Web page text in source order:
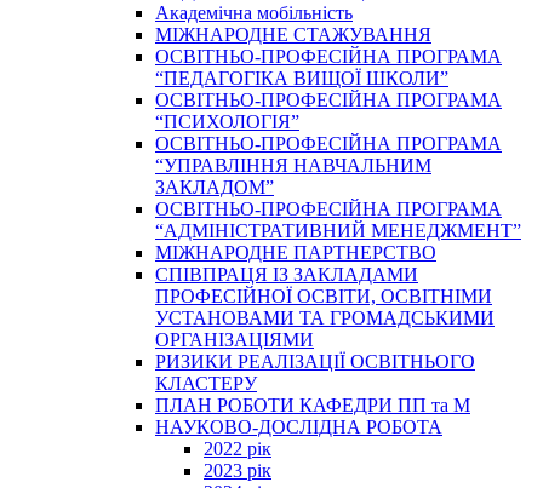
Академічна мобільність
МІЖНАРОДНЕ СТАЖУВАННЯ
ОСВІТНЬО-ПРОФЕСІЙНА ПРОГРАМА
“ПЕДАГОГІКА ВИЩОЇ ШКОЛИ”
ОСВІТНЬО-ПРОФЕСІЙНА ПРОГРАМА
“ПСИХОЛОГІЯ”
ОСВІТНЬО-ПРОФЕСІЙНА ПРОГРАМА
“УПРАВЛІННЯ НАВЧАЛЬНИМ
ЗАКЛАДОМ”
ОСВІТНЬО-ПРОФЕСІЙНА ПРОГРАМА
“АДМІНІСТРАТИВНИЙ МЕНЕДЖМЕНТ”
МІЖНАРОДНЕ ПАРТНЕРСТВО
СПІВПРАЦЯ ІЗ ЗАКЛАДАМИ
ПРОФЕСІЙНОЇ ОСВІТИ, ОСВІТНІМИ
УСТАНОВАМИ ТА ГРОМАДСЬКИМИ
ОРГАНІЗАЦІЯМИ
РИЗИКИ РЕАЛІЗАЦІЇ ОСВІТНЬОГО
КЛАСТЕРУ
ПЛАН РОБОТИ КАФЕДРИ ПП та М
НАУКОВО-ДОСЛІДНА РОБОТА
2022 рік
2023 рік